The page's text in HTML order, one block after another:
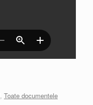
, Toate documentele